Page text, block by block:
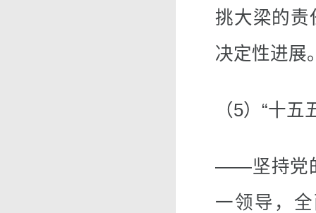
挑大梁的责
决定性进展
（5）“十
——坚持党
一领导，